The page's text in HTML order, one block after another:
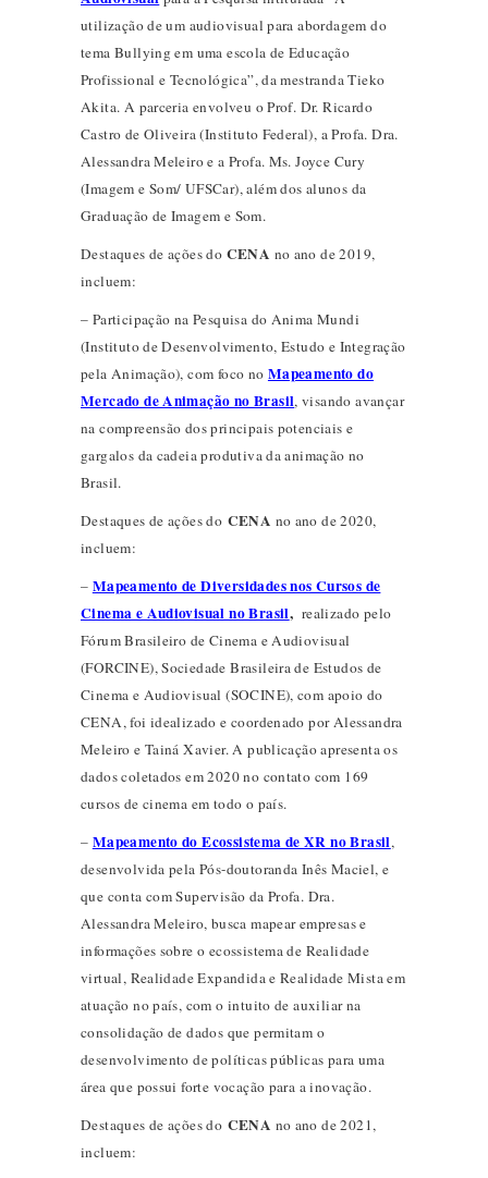
utilização de um audiovisual para abordagem do
tema Bullying em uma escola de Educação
Profissional e Tecnológica”, da mestranda Tieko
Akita. A parceria envolveu o Prof. Dr. Ricardo
Castro de Oliveira (Instituto Federal), a Profa. Dra.
Alessandra Meleiro e a Profa. Ms. Joyce Cury
(Imagem e Som/ UFSCar), além dos alunos da
Graduação de Imagem e Som.
Destaques de ações do CENA no ano de 2019,
incluem:
– Participação na Pesquisa do Anima Mundi
(Instituto de Desenvolvimento, Estudo e Integração
pela Animação), com foco no Mapeamento do
Mercado de Animação no Brasil, visando avançar
na compreensão dos principais potenciais e
gargalos da cadeia produtiva da animação no
Brasil.
Destaques de ações do CENA no ano de 2020,
incluem:
– Mapeamento de Diversidades nos Cursos de
Cinema e Audiovisual no Brasil, realizado pelo
Fórum Brasileiro de Cinema e Audiovisual
(FORCINE), Sociedade Brasileira de Estudos de
Cinema e Audiovisual (SOCINE), com apoio do
CENA, foi idealizado e coordenado por Alessandra
Meleiro e Tainá Xavier. A publicação apresenta os
dados coletados em 2020 no contato com 169
cursos de cinema em todo o país.
– Mapeamento do Ecossistema de XR no Brasil,
desenvolvida pela Pós-doutoranda Inês Maciel, e
que conta com Supervisão da Profa. Dra.
Alessandra Meleiro, busca mapear empresas e
informações sobre o ecossistema de Realidade
virtual, Realidade Expandida e Realidade Mista em
atuação no país, com o intuito de auxiliar na
consolidação de dados que permitam o
desenvolvimento de políticas públicas para uma
área que possui forte vocação para a inovação.
Destaques de ações do CENA no ano de 2021,
incluem: